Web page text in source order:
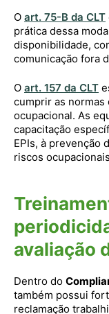
O art. 75-B da CLT
prática dessa
disponibilidade,
comunicação fora
O art. 157 da CLT
cumprir as normas
ocupacional. As
capacitação
EPIs, à prevenção
riscos
avaliação
Dentro do
também possui
reclamação